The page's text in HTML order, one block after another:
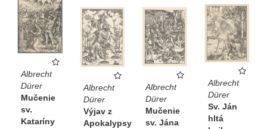
Albrecht
Dürer
Mučenie
sv.
Kataríny
Albrecht
Dürer
Sv. Ján
hltá
Albrecht
Dürer
Mučenie
sv. Jána
Albrecht
Dürer
Výjav z
Apokalypsy